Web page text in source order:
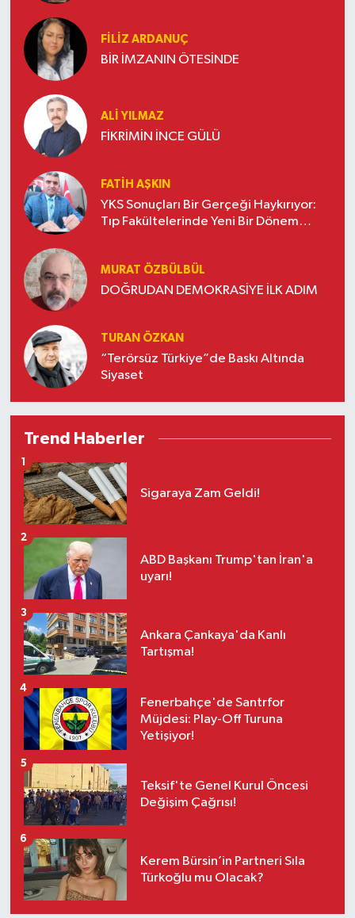
FILIZ ARDANUÇ
BİR İMZANIN ÖTESİNDE
ALI YILMAZ
FİKRİMİN İNCE GÜLÜ
FATIH AŞKIN
YKS Sonuçları Bir Gerçeği Haykırıyor:
Tıp Fakültelerinde Yeni Bir Dönem
MURAT ÖZBÜLBÜL
DOĞRUDAN DEMOKRASİYE İLK ADIM
TURAN ÖZKAN
“Terörsüz Türkiye”de Baskı Altında
Siyaset
Trend Haberler
Sigaraya Zam Geldi!
1
ABD Başkanı Trump'tan İran'a
uyarı!
2
Ankara Çankaya'da Kanlı
Tartışma!
3
Fenerbahçe'de Santrfor
Müjdesi: Play-Off Turuna
Yetişiyor!
4
Teksif'te Genel Kurul Öncesi
Değişim Çağrısı!
5
Kerem Bürsin’in Partneri Sıla
Türkoğlu mu Olacak?
6